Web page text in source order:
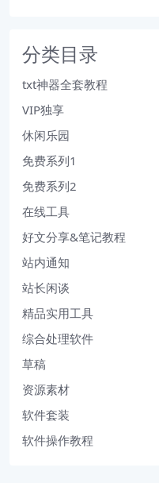
分类目录
txt神器全套教程
VIP独享
休闲乐园
免费系列1
免费系列2
在线工具
好文分享&笔记教程
站内通知
站长闲谈
精品实用工具
综合处理软件
草稿
资源素材
软件套装
软件操作教程